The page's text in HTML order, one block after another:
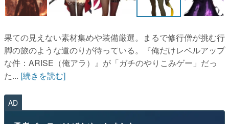
果ての見えない素材集めや装備厳選。まるで修行僧が挑む行
脚の旅のような道のりが待っている。『俺だけレベルアップ
な件：ARISE（俺アラ）』が「ガチのやりこみゲー」だっ
た... [続きを読む]
AD